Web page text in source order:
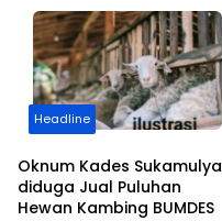
Headline
Oknum Kades Sukamulya
diduga Jual Puluhan
Hewan Kambing BUMDES